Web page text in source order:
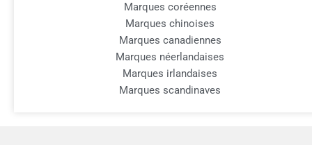
Marques coréennes
Marques chinoises
Marques canadiennes
Marques néerlandaises
Marques irlandaises
Marques scandinaves